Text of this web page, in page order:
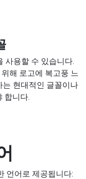
사용할 수 있습니다.
해 로고에 복고풍 느
는 현대적인 글꼴이나
합니다.
언어로 제공됩니다: